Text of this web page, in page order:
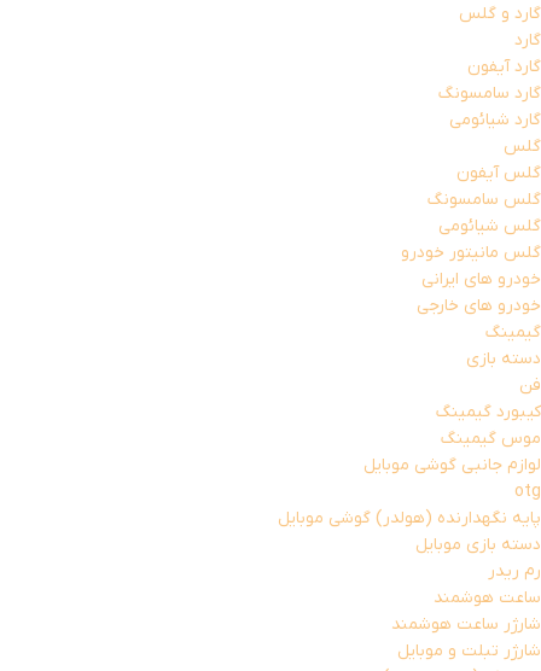
گارد و گلس
گارد
گارد آیفون
گارد سامسونگ
گارد شیائومی
گلس
گلس آیفون
گلس سامسونگ
گلس شیائومی
گلس مانیتور خودرو
خودرو های ایرانی
خودرو های خارجی
گیمینگ
دسته بازی
فن
کیبورد گیمینگ
موس گیمینگ
لوازم جانبی گوشی موبایل
otg
پایه نگهدارنده (هولدر) گوشی موبایل
دسته بازی موبایل
رم ریدر
ساعت هوشمند
شارژر ساعت هوشمند
شارژر تبلت و موبایل